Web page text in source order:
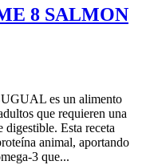
8 SALMON
es un alimento
que requieren una
Esta receta
animal, aportando
3 que...